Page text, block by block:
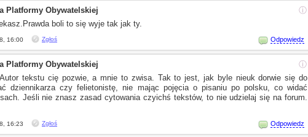
ⓘ
Platformy Obywatelskiej
boli to się wyje tak jak ty.
16:00 Zgłoś Odpowiedz
ⓘ
Platformy Obywatelskiej
tekstu cię pozwie,a mnie to zwisa. Tak to jest, jak byle nieuk dorwie się do
dziennikarza czy felietonistę, nie mając pojęcia o pisaniupo polsku, co widać
Jeśli nie znasz zasad cytowania czyichś tekstów, to nie udzielaj się na forum.
16:23 Zgłoś Odpowiedz